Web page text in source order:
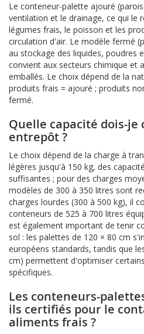
Le conteneur-palette ajouré
ventilation et le drainage, ce qui le
légumes frais, le poisson et les
circulation d'air. Le modèle fermé
au stockage des liquides, poudres
convient aux secteurs chimique et
emballés. Le choix dépend de la
produits frais = ajouré ; produits
fermé.
Quelle capacité dois-
entrepôt ?
Le choix dépend de la charge à
légères jusqu'à 150 kg, des
suffisantes ; pour des charges
modèles de 300 à 350 litres sont
charges lourdes (300 à 500 kg), il
conteneurs de 525 à 700 litres
est également important de tenir
sol : les palettes de 120 × 80 cm
européens standards, tandis que
cm) permettent d'optimiser
spécifiques.
Les conteneurs-
ils certifiés pour le
aliments frais ?